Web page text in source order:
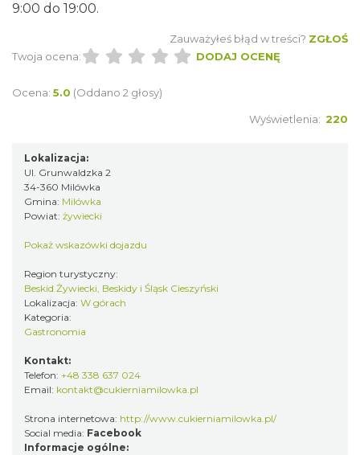
9:00 do 19:00.
Zauważyłeś błąd w treści? ZGŁOŚ
Twoja ocena:
DODAJ OCENĘ
Ocena: 5.0 (Oddano 2 głosy)
Wyświetlenia: 220
Lokalizacja:
Ul. Grunwaldzka 2
34-360 Milówka
Gmina: Milówka
Powiat: żywiecki
Pokaż wskazówki dojazdu
Region turystyczny:
Beskid Żywiecki, Beskidy i Śląsk Cieszyński
Lokalizacja: W górach
Kategoria:
Gastronomia
Kontakt:
Telefon: +48 338 637 024
Email: kontakt@cukierniamilowka.pl
Strona internetowa: http://www.cukierniamilowka.pl/
Social media: Facebook
Informacje ogólne: